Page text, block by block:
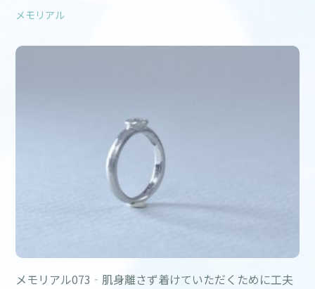
メモリアル
メモリアル073‐肌身離さず着けていただくために工夫